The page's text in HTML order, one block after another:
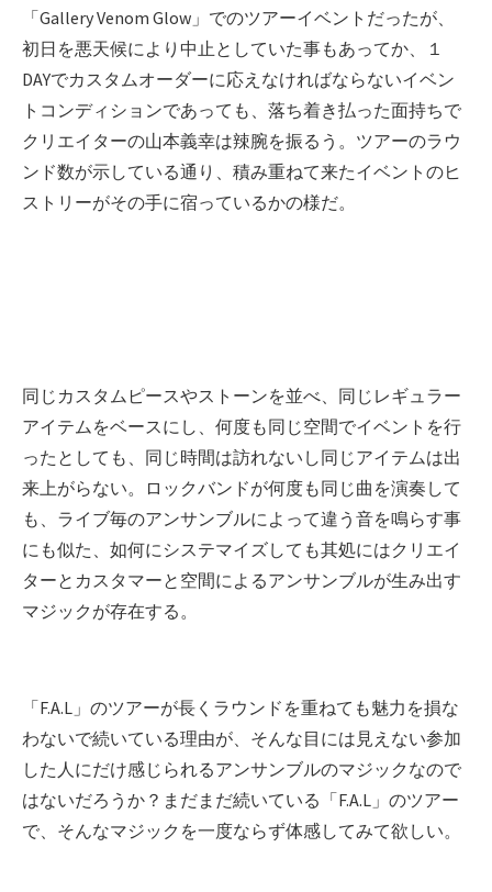
「Gallery Venom Glow」でのツアーイベントだったが、
初日を悪天候により中止としていた事もあってか、１
DAYでカスタムオーダーに応えなければならないイベン
トコンディションであっても、落ち着き払った面持ちで
クリエイターの山本義幸は辣腕を振るう。ツアーのラウ
ンド数が示している通り、積み重ねて来たイベントのヒ
ストリーがその手に宿っているかの様だ。
同じカスタムピースやストーンを並べ、同じレギュラー
アイテムをベースにし、何度も同じ空間でイベントを行
ったとしても、同じ時間は訪れないし同じアイテムは出
来上がらない。ロックバンドが何度も同じ曲を演奏して
も、ライブ毎のアンサンブルによって違う音を鳴らす事
にも似た、如何にシステマイズしても其処にはクリエイ
ターとカスタマーと空間によるアンサンブルが生み出す
マジックが存在する。
「F.A.L」のツアーが長くラウンドを重ねても魅力を損な
わないで続いている理由が、そんな目には見えない参加
した人にだけ感じられるアンサンブルのマジックなので
はないだろうか？まだまだ続いている「F.A.L」のツアー
で、そんなマジックを一度ならず体感してみて欲しい。